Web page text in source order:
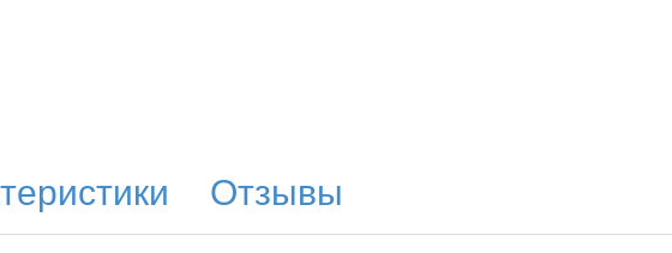
Отзывы